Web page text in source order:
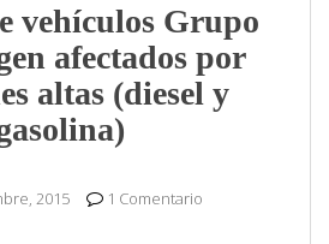
vehículos Grupo
afectados por
altas (diesel y
2015 1 Comentario